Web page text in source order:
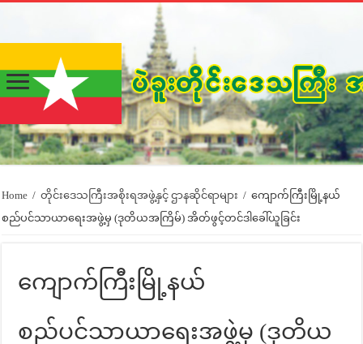
Home / တိုင်းဒေသကြီးအစိုးရအဖွဲ့နှင့် ဌာနဆိုင်ရာများ / ကျောက်ကြီးမြို့နယ်
စည်ပင်သာယာရေးအဖွဲ့မှ (ဒုတိယအကြိမ်) အိတ်ဖွင့်တင်ဒါခေါ်ယူခြင်း
ကျောက်ကြီးမြို့နယ်
စည်ပင်သာယာရေးအဖွဲ့မှ (ဒုတိယ